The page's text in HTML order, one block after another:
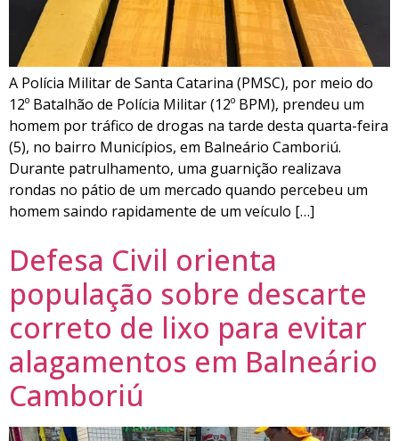
A Polícia Militar de Santa Catarina (PMSC), por meio do
12º Batalhão de Polícia Militar (12º BPM), prendeu um
homem por tráfico de drogas na tarde desta quarta-feira
(5), no bairro Municípios, em Balneário Camboriú.
Durante patrulhamento, uma guarnição realizava
rondas no pátio de um mercado quando percebeu um
homem saindo rapidamente de um veículo […]
Defesa Civil orienta
população sobre descarte
correto de lixo para evitar
alagamentos em Balneário
Camboriú